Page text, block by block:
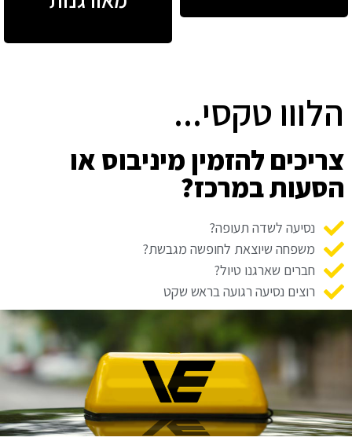
הלווו טקסי...
צריכים להזמין מיניבוס או
הסעות במרכז?
נסיעה לשדה תעופה?
משפחה שיוצאת לחופשה מגבשת?
חברים שארגנו טיול?
רוצים נסיעה רגועה בראש שקט